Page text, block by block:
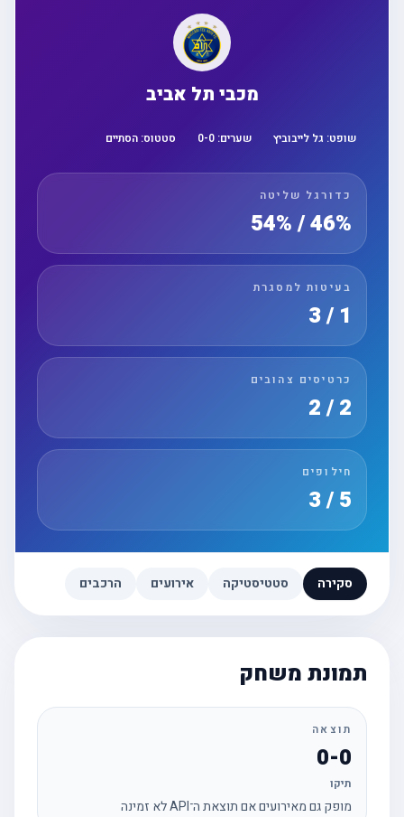
מכבי תל אביב
שופט:גל לייבוביץ שערים: 0 -0 סטטוס:הסתיים
כדורגל שליטה
46% / 54%
בעיטות למסגרת
כרטיסים צהובים
חילופים
סקירה סטטיסטיקה אירועים הרכבים
תמונת משחק
תוצאה
0-0
תיקו
מופק גם מאירועים אם תוצאת ה־API לא זמינה